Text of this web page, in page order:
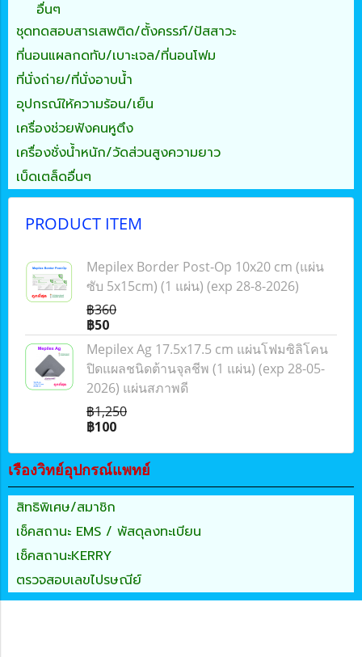
อื่นๆ
ชุดทดสอบสารเสพติด/ตั้งครรภ์/ปัสสาวะ
ที่นอนแผลกดทับ/เบาะเจล/ที่นอนโฟม
ที่นั่งถ่าย/ที่นั่งอาบน้ำ
อุปกรณ์ให้ความร้อน/เย็น
เครื่องช่วยฟังคนหูตึง
เครื่องชั่งน้ำหนัก/วัดส่วนสูงความยาว
เบ็ดเตล็ดอื่นๆ
PRODUCT ITEM
Mepilex Border Post-Op 10x20 cm (แผ่น
ซับ 5x15cm) (1 แผ่น) (exp 28-8-2026)
฿360
฿50
Mepilex Ag 17.5x17.5 cm แผ่นโฟมซิลิโคน
ปิดแผลชนิดต้านจุลชีพ (1 แผ่น) (exp 28-05-
2026) แผ่นสภาพดี
฿1,250
฿100
เรืองวิทย์อุปกรณ์แพทย์
สิทธิพิเศษ/สมาชิก
เช็คสถานะ EMS / พัสดุลงทะเบียน
เช็คสถานะKERRY
ตรวจสอบเลขไปรษณีย์